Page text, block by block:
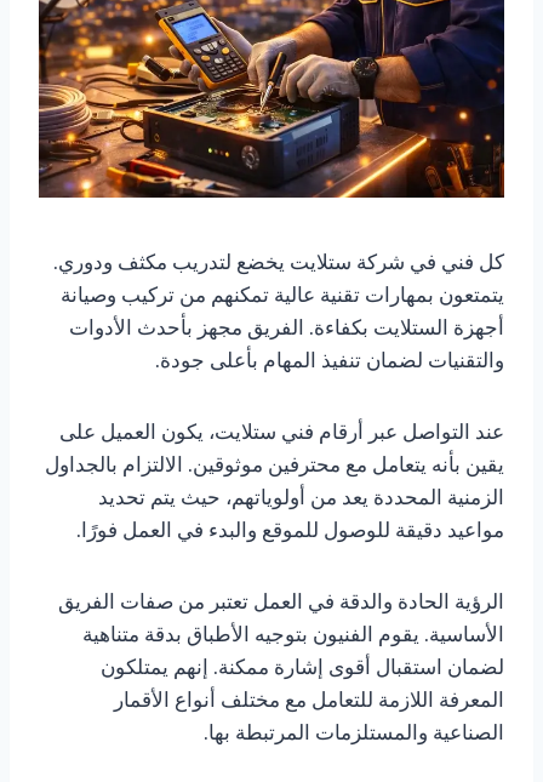
كل فني في شركة ستلايت يخضع لتدريب مكثف ودوري.
يتمتعون بمهارات تقنية عالية تمكنهم من تركيب وصيانة
أجهزة الستلايت بكفاءة. الفريق مجهز بأحدث الأدوات
والتقنيات لضمان تنفيذ المهام بأعلى جودة.
عند التواصل عبر أرقام فني ستلايت، يكون العميل على
يقين بأنه يتعامل مع محترفين موثوقين. الالتزام بالجداول
الزمنية المحددة يعد من أولوياتهم، حيث يتم تحديد
مواعيد دقيقة للوصول للموقع والبدء في العمل فورًا.
الرؤية الحادة والدقة في العمل تعتبر من صفات الفريق
الأساسية. يقوم الفنيون بتوجيه الأطباق بدقة متناهية
لضمان استقبال أقوى إشارة ممكنة. إنهم يمتلكون
المعرفة اللازمة للتعامل مع مختلف أنواع الأقمار
الصناعية والمستلزمات المرتبطة بها.